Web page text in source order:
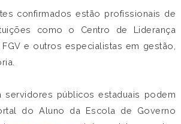
confirmados estão profissionais de
como o Centro de Liderança
FGV e outros especialistas em gestão,
servidores públicos estaduais podem
do Aluno da Escola de Governo